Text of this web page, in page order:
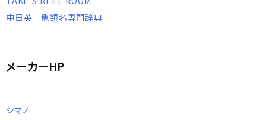
中日英 魚類名専門辞典
メーカーHP
シマノ